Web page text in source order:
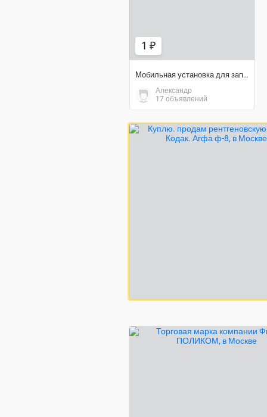
1 ₽
Мобильная установка для заправки АКБ дистиллированной водой
Александр
17 объявлений